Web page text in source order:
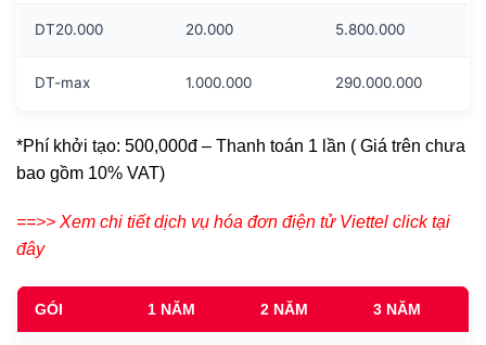
DT20.000 20.000 5.800.000
DT-max 1.000.000 290.000.000
*Phí khởi tạo: 500,000đ – Thanh toán 1 lần ( Giá trên chưa
bao gồm 10% VAT)
==>> Xem chi tiết dịch vụ hóa đơn điện tử Viettel click tại
đây
GÓI 1 NĂM 2 NĂM 3 NĂM